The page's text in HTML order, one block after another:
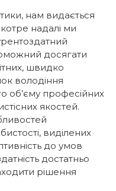
нам видається
надалі ми
досягати
швидко
володіння
об’єму професійних
якостей.
виділених
до умов
достатньо
рішення